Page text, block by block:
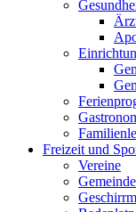
Freizeit und
Vereine